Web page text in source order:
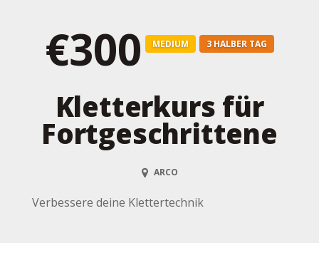
€300 MEDIUM 3 HALBER TAG
Kletterkurs für
Fortgeschrittene
ARCO
Verbessere deine Klettertechnik